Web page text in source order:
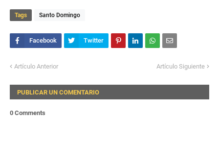
Tags Santo Domingo
Artículo Anterior Artículo Siguiente
PUBLICAR UN COMENTARIO
0 Comments